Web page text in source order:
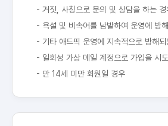
- 거짓, 사칭으로 문의 및 상담을 하는 경
- 욕설 및 비속어를 남발하여 운영에 방
- 기타 애드픽 운영에 지속적으로 방해
- 일회성 가상 메일 계정으로 가입을 시
- 만 14세 미만 회원일 경우